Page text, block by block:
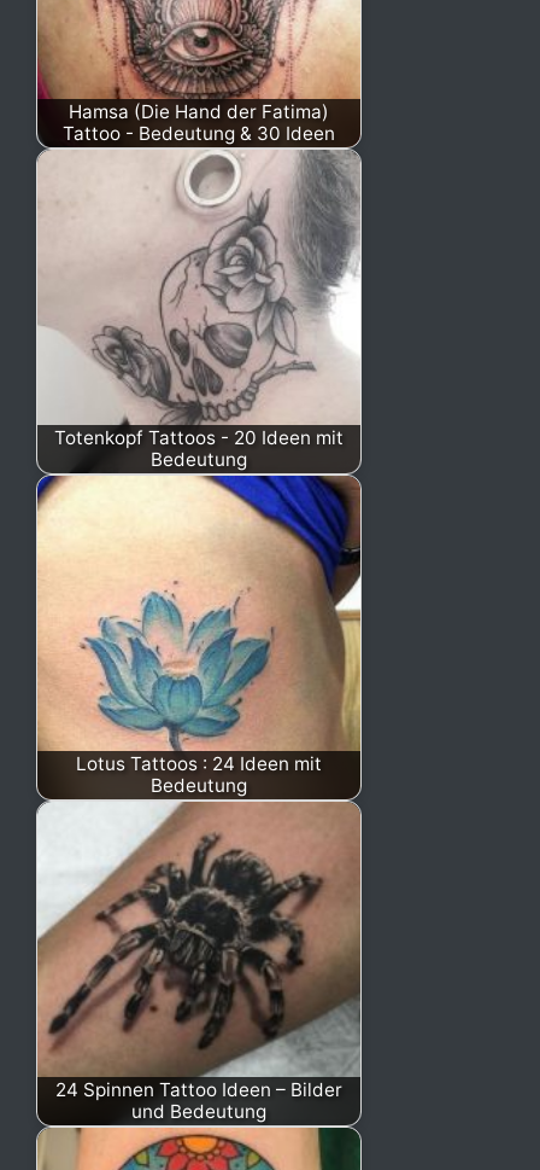
Hamsa (Die Hand der Fatima)
Tattoo - Bedeutung & 30 Ideen
Totenkopf Tattoos - 20 Ideen mit
Bedeutung
Lotus Tattoos : 24 Ideen mit
Bedeutung
24 Spinnen Tattoo Ideen – Bilder
und Bedeutung